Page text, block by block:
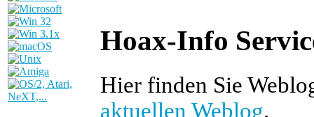
Hoax-Info
Hier finden Sie
aktuellen Weblog.